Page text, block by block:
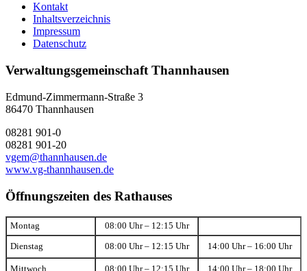
Kontakt
Inhaltsverzeichnis
Impressum
Datenschutz
Verwaltungsgemeinschaft Thannhausen
Edmund-Zimmermann-Straße 3
86470 Thannhausen
08281 901-0
08281 901-20
vgem@thannhausen.de
www.vg-thannhausen.de
Öffnungszeiten des Rathauses
Montag 08:00 Uhr – 12:15 Uhr
Dienstag 08:00 Uhr – 12:15 Uhr 14:00 Uhr – 16:00 Uhr